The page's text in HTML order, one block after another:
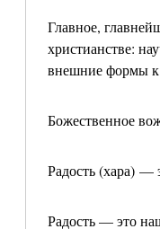
Главное,
христианстве:
внешние формы
Божественное
Радость (хара) —
Радость — это